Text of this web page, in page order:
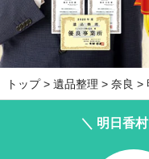
トップ 遺品整理 奈良
＼ 明日香